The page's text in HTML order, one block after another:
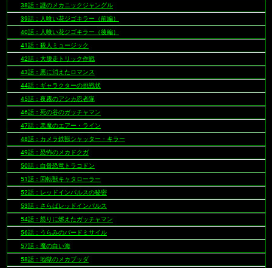
38話：謎のメカニックジャングル
39話：人喰い花ジゴキラー（前編）
40話：人喰い花ジゴキラー（後編）
41話：殺人ミュージック
42話：大脱走トリック作戦
43話：悪に消えたロマンス
44話：ギャラクターの挑戦状
45話：夜霧のアシカ忍者隊
46話：死の谷のガッチャマン
47話：悪魔のエアー・ライン
48話：カメラ鉄獣シャッター・キラー
49話：恐怖のメカドクガ
50話：白骨恐竜トラコドン
51話：回転獣キャタローラー
52話：レッドインパルスの秘密
53話：さらばレッドインパルス
54話：怒りに燃えたガッチャマン
56話：うらみのバードミサイル
57話：魔の白い海
58話：地獄のメカブッダ